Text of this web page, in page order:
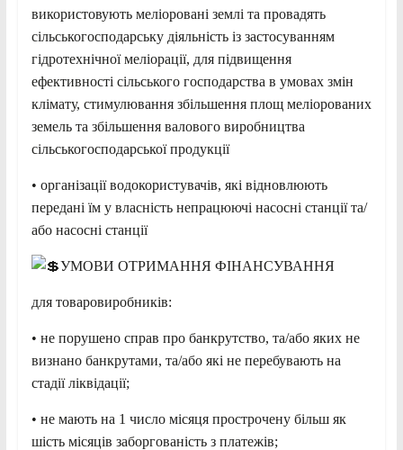
використовують меліоровані землі та провадять
сільськогосподарську діяльність із застосуванням
гідротехнічної меліорації, для підвищення
ефективності сільського господарства в умовах змін
клімату, стимулювання збільшення площ меліорованих
земель та збільшення валового виробництва
сільськогосподарської продукції
• організації водокористувачів, які відновлюють
передані їм у власність непрацюючі насосні станції та/
або насосні станції
УМОВИ ОТРИМАННЯ ФІНАНСУВАННЯ
для товаровиробників:
• не порушено справ про банкрутство, та/або яких не
визнано банкрутами, та/або які не перебувають на
стадії ліквідації;
• не мають на 1 число місяця прострочену більш як
шість місяців заборгованість з платежів;